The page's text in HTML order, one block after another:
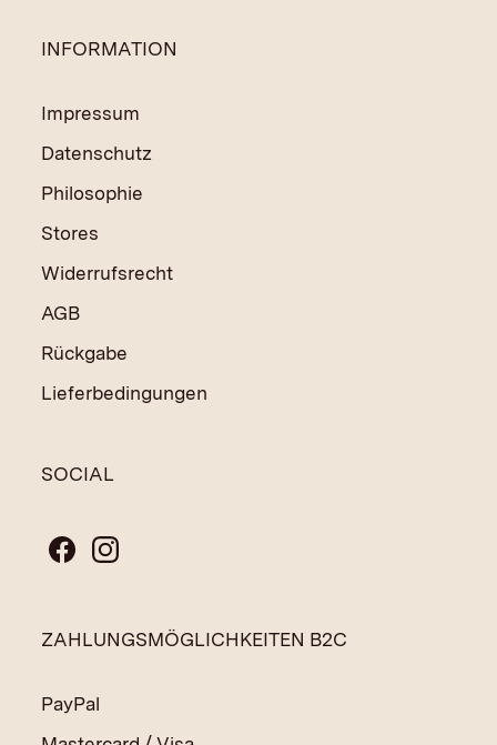
INFORMATION
Impressum
Datenschutz
Philosophie
Stores
Widerrufsrecht
AGB
Rückgabe
Lieferbedingungen
SOCIAL
ZAHLUNGSMÖGLICHKEITEN B2C
PayPal